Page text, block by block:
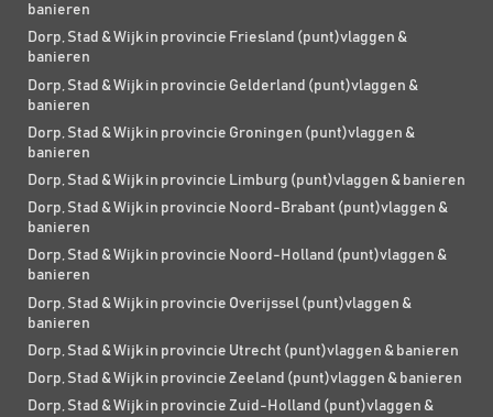
banieren
Dorp, Stad & Wijk in provincie Friesland (punt)vlaggen &
banieren
Dorp, Stad & Wijk in provincie Gelderland (punt)vlaggen &
banieren
Dorp, Stad & Wijk in provincie Groningen (punt)vlaggen &
banieren
Dorp, Stad & Wijk in provincie Limburg (punt)vlaggen & banieren
Dorp, Stad & Wijk in provincie Noord-Brabant (punt)vlaggen &
banieren
Dorp, Stad & Wijk in provincie Noord-Holland (punt)vlaggen &
banieren
Dorp, Stad & Wijk in provincie Overijssel (punt)vlaggen &
banieren
Dorp, Stad & Wijk in provincie Utrecht (punt)vlaggen & banieren
Dorp, Stad & Wijk in provincie Zeeland (punt)vlaggen & banieren
Dorp, Stad & Wijk in provincie Zuid-Holland (punt)vlaggen &